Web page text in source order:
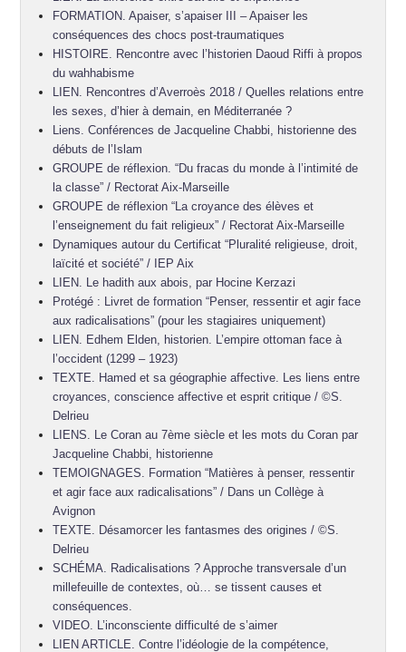
FORMATION. Apaiser, s’apaiser III – Apaiser les
conséquences des chocs post-traumatiques
HISTOIRE. Rencontre avec l’historien Daoud Riffi à propos
du wahhabisme
LIEN. Rencontres d’Averroès 2018 / Quelles relations entre
les sexes, d’hier à demain, en Méditerranée ?
Liens. Conférences de Jacqueline Chabbi, historienne des
débuts de l’Islam
GROUPE de réflexion. “Du fracas du monde à l’intimité de
la classe” / Rectorat Aix-Marseille
GROUPE de réflexion “La croyance des élèves et
l’enseignement du fait religieux” / Rectorat Aix-Marseille
Dynamiques autour du Certificat “Pluralité religieuse, droit,
laïcité et société” / IEP Aix
LIEN. Le hadith aux abois, par Hocine Kerzazi
Protégé : Livret de formation “Penser, ressentir et agir face
aux radicalisations” (pour les stagiaires uniquement)
LIEN. Edhem Elden, historien. L’empire ottoman face à
l’occident (1299 – 1923)
TEXTE. Hamed et sa géographie affective. Les liens entre
croyances, conscience affective et esprit critique / ©S.
Delrieu
LIENS. Le Coran au 7ème siècle et les mots du Coran par
Jacqueline Chabbi, historienne
TEMOIGNAGES. Formation “Matières à penser, ressentir
et agir face aux radicalisations” / Dans un Collège à
Avignon
TEXTE. Désamorcer les fantasmes des origines / ©S.
Delrieu
SCHÉMA. Radicalisations ? Approche transversale d’un
millefeuille de contextes, où… se tissent causes et
conséquences.
VIDEO. L’inconsciente difficulté de s’aimer
LIEN ARTICLE. Contre l’idéologie de la compétence,